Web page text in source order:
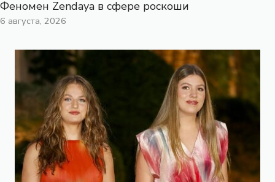
Феномен Zendaya в сфере роскоши
6 августа, 2026